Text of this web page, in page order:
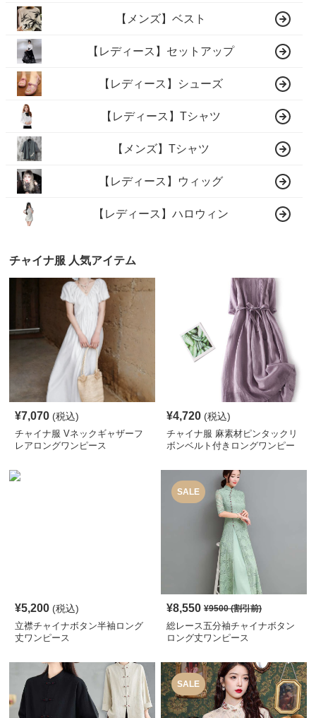
【メンズ】ベスト
【レディース】セットアップ
【レディース】シューズ
【レディース】Tシャツ
【メンズ】Tシャツ
【レディース】ウィッグ
【レディース】ハロウィン
チャイナ服 人気アイテム
¥7,070 (税込)
チャイナ服 Vネックギャザーフ
レアロングワンピース
¥4,720 (税込)
チャイナ服 麻素材ピンタックリ
ボンベルト付きロングワンピー
¥5,200 (税込)
立襟チャイナボタン半袖ロング
丈ワンピース
SALE
¥8,550 ¥9500(割引前)
総レース五分袖チャイナボタン
ロング丈ワンピース
SALE